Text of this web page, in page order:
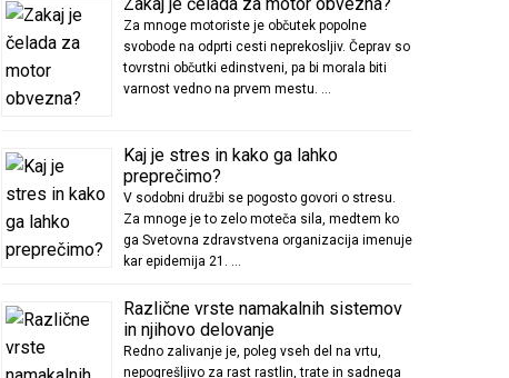
Za mnoge motoriste je občutek popolne
svobode na odprti cesti neprekosljiv. Čeprav so
tovrstni občutki edinstveni, pa bi morala biti
varnost vedno na prvem mestu. …
Kaj je stres in kako ga lahko
preprečimo?
V sodobni družbi se pogosto govori o stresu.
Za mnoge je to zelo moteča sila, medtem ko
ga Svetovna zdravstvena organizacija imenuje
kar epidemija 21. …
Različne vrste namakalnih sistemov
in njihovo delovanje
Redno zalivanje je, poleg vseh del na vrtu,
nepogrešljivo za rast rastlin, trate in sadnega